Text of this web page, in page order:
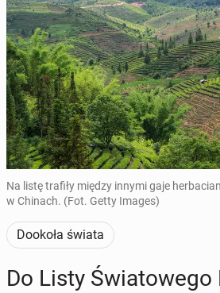
Na listę trafiły między innymi gaje
w Chinach. (Fot. Getty Images)
Dookoła świata
Do Listy